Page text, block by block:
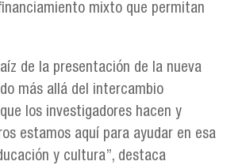
mixto que permitan
de la presentación de la nueva
más allá del intercambio
los investigadores hacen y
estamos aquí para ayudar en esa
y cultura”, destaca